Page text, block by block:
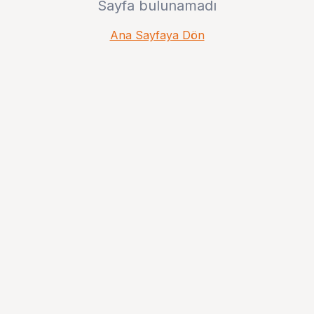
Sayfa bulunamadı
Ana Sayfaya Dön